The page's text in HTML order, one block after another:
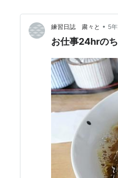
練習日誌 粛々と • 5
お仕事24hrの